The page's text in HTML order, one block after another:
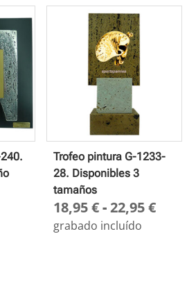
18,95 €
hasta
22,95 €
hasta
Trofeo pintura G-1233-
28. Disponibles 3
tamaños
18,95€-22,95€
grabado incluído